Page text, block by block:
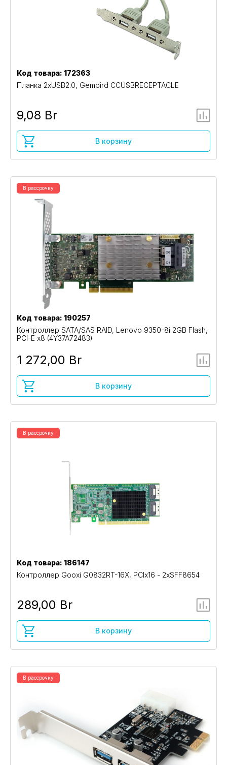
Код товара: 172363
Планка 2xUSB2.0, Gembird CCUSBRECEPTACLE
9,08 Br
В корзину
В рассрочку
Код товара: 190257
Контроллер SATA/SAS RAID, Lenovo 9350-8i 2GB Flash,
PCI-E x8 (4Y37A72483)
1 272,00 Br
В корзину
В рассрочку
Код товара: 186147
Контроллер Gooxi G0832RT-16X, PCIx16 - 2xSFF8654
289,00 Br
В корзину
В рассрочку